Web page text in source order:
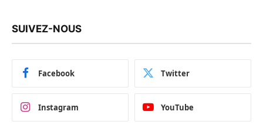
SUIVEZ-NOUS
Facebook Twitter
Instagram YouTube